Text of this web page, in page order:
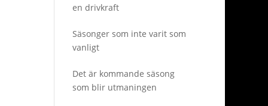
en drivkraft
Säsonger som inte varit som
vanligt
Det är kommande säsong
som blir utmaningen